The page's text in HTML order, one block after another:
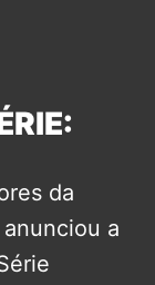
da
anunciou a